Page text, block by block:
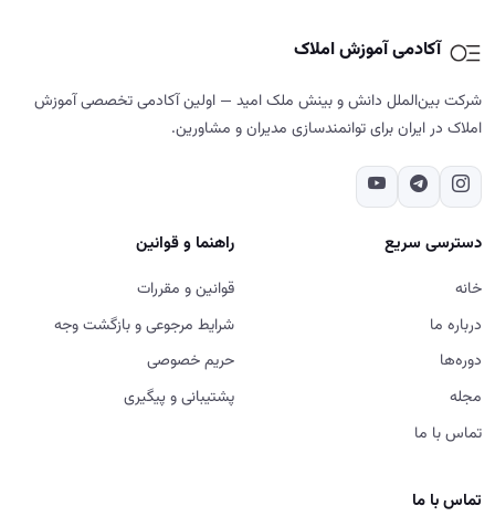
آکادمی آموزش املاک
شرکت بین‌الملل دانش و بینش ملک امید — اولین آکادمی تخصصی آموزش
املاک در ایران برای توانمندسازی مدیران و مشاورین.
دسترسی سریع
خانه
درباره ما
دوره‌ها
مجله
تماس با ما
راهنما و قوانین
قوانین و مقررات
شرایط مرجوعی و بازگشت وجه
حریم خصوصی
پشتیبانی و پیگیری
تماس با ما